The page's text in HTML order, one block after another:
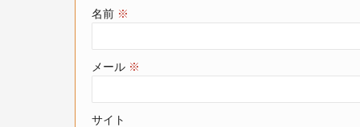
名前 ※
メール ※
サイト